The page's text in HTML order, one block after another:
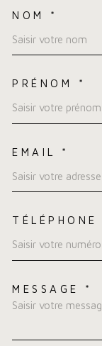
NOM *
PRÉNOM *
EMAIL *
TÉLÉPHONE
MESSAGE *